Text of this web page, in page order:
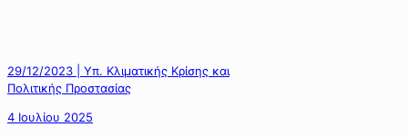
29/12/2023 | Υπ. Κλιματικής Κρίσης και
Πολιτικής Προστασίας
4 Ιουλίου 2025